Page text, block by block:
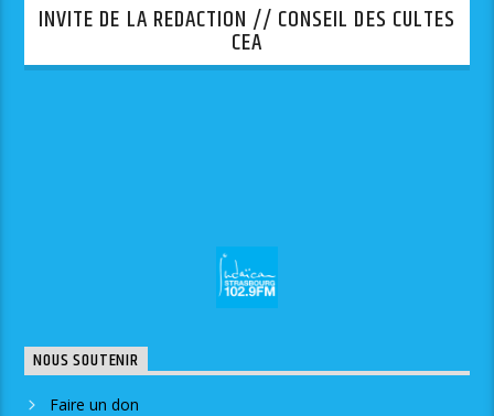
INVITE DE LA REDACTION // CONSEIL DES CULTES
CEA
NOUS SOUTENIR
Faire un don